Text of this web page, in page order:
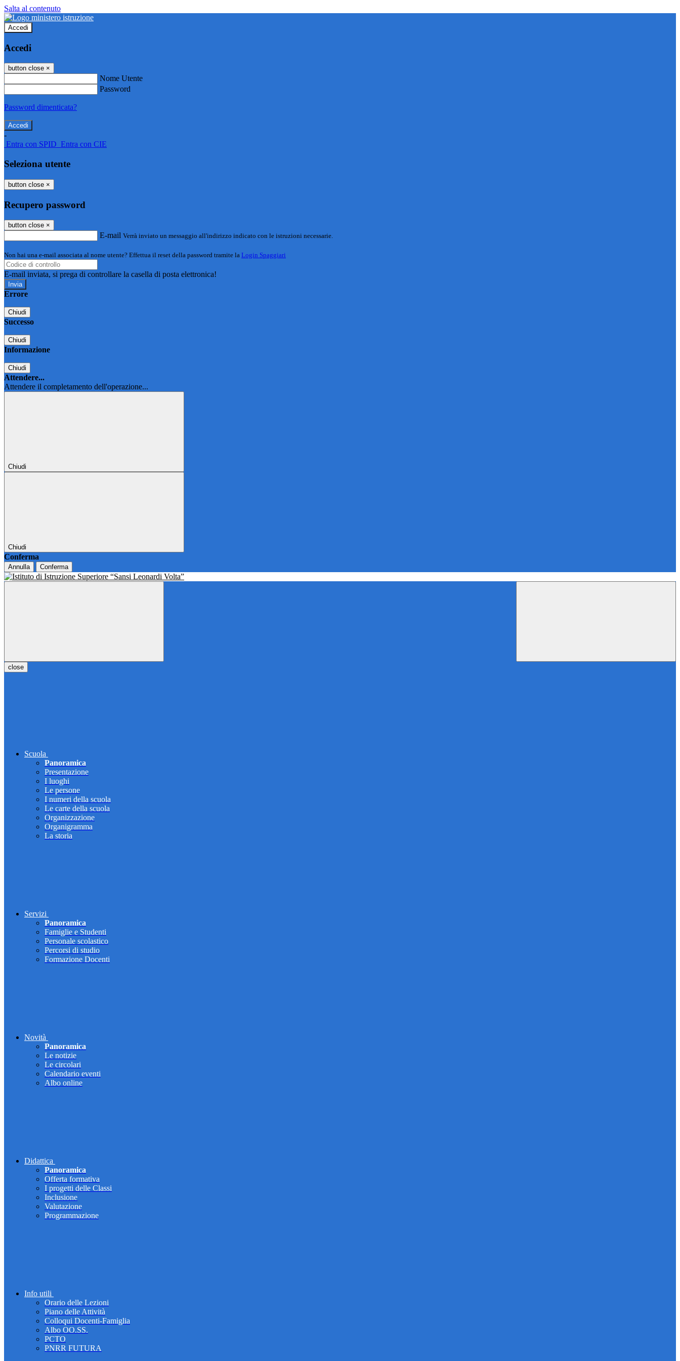
Salta al contenuto
Accedi
Accedi
button close ×
Nome Utente
Password
Password dimenticata?
-
Entra con SPID Entra con CIE
Seleziona utente
button close ×
Recupero password
button close ×
E-mail Verrà inviato un messaggio all'indirizzo indicato con le istruzioni necessarie.
Non hai una e-mail associata al nome utente? Effettua il reset della password tramite la Login Spaggiari
E-mail inviata, si prega di controllare la casella di posta elettronica!
Errore
Chiudi
Successo
Chiudi
Informazione
Chiudi
Attendere...
Attendere il completamento dell'operazione...
Chiudi
Chiudi
Conferma
Annulla Conferma
close
Scuola
Panoramica
Presentazione
I luoghi
Le persone
I numeri della scuola
Le carte della scuola
Organizzazione
Organigramma
La storia
Servizi
Panoramica
Famiglie e Studenti
Personale scolastico
Percorsi di studio
Formazione Docenti
Novità
Panoramica
Le notizie
Le circolari
Calendario eventi
Albo online
Didattica
Panoramica
Offerta formativa
I progetti delle Classi
Inclusione
Valutazione
Programmazione
Info utili
Orario delle Lezioni
Piano delle Attività
Colloqui Docenti-Famiglia
Albo OO.SS.
PCTO
PNRR FUTURA